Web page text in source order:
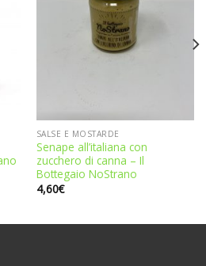
SALSE E MOSTARDE
Senape all’italiana con
zucchero di canna – Il
Bottegaio NoStrano
4,60€